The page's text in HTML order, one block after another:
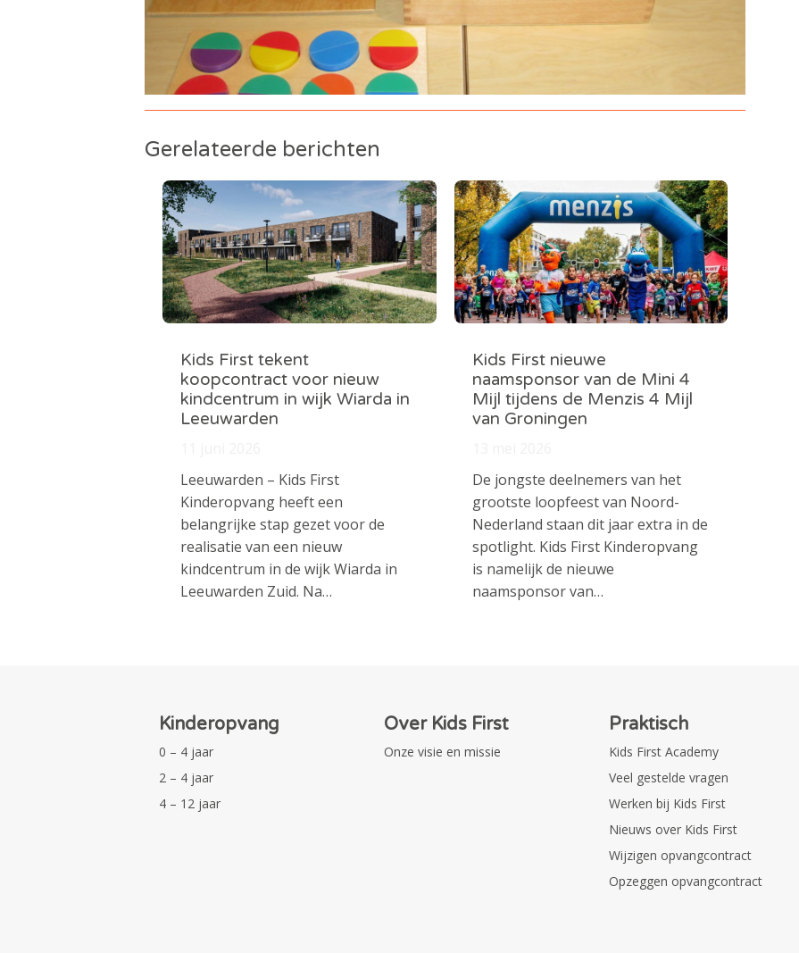
Gerelateerde berichten
Kids First tekent
koopcontract voor nieuw
kindcentrum in wijk Wiarda in
Leeuwarden
Leeuwarden – Kids First
Kinderopvang heeft een
belangrijke stap gezet voor de
realisatie van een nieuw
kindcentrum in de wijk Wiarda in
Leeuwarden Zuid. Na…
Kids First nieuwe
naamsponsor van de Mini 4
Mijl tijdens de Menzis 4 Mijl
van Groningen
De jongste deelnemers van het
grootste loopfeest van Noord-
Nederland staan dit jaar extra in de
spotlight. Kids First Kinderopvang
is namelijk de nieuwe
naamsponsor van…
Kinderopvang
0 – 4 jaar
2 – 4 jaar
4 – 12 jaar
Over Kids First
Onze visie en missie
Praktisch
Kids First Academy
Veel gestelde vragen
Werken bij Kids First
Nieuws over Kids First
Wijzigen opvangcontract
Opzeggen opvangcontract